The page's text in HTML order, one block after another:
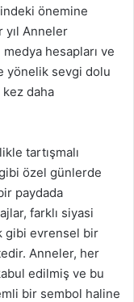
önemine
yıl Anneler
hesapları ve
yönelik sevgi dolu
daha
tartışmalı
özel günlerde
paydada
farklı siyasi
gibi evrensel bir
Anneler, her
edilmiş ve bu
bir sembol haline